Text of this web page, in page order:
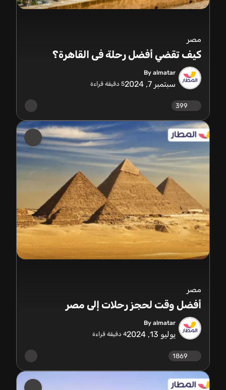
مصر
كيف تقضي أفضل رحلة فى القاهرة؟
By almatar
سبتمبر 7, 2024 5 دقيقة قراءة
مصر
أفضل وقت لحجز رحلات إلى مصر
By almatar
يوليو 13, 2024 4 دقيقة قراءة